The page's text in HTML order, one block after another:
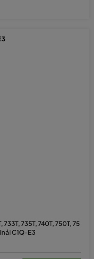
735T, 740T, 750T, 75
C1Q-E3